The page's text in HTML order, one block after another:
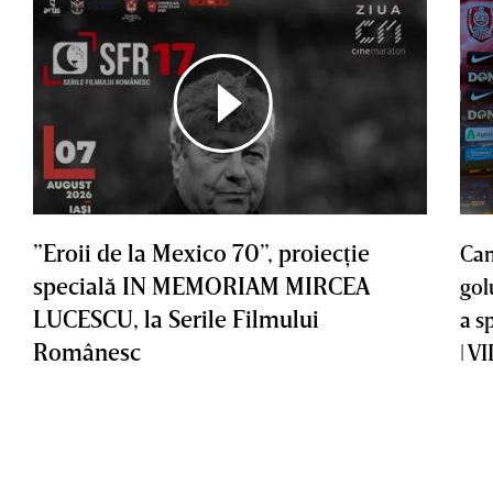
”Eroii de la Mexico 70”, proiecţie
specială IN MEMORIAM MIRCEA
LUCESCU, la Serile Filmului
Românesc
a
|